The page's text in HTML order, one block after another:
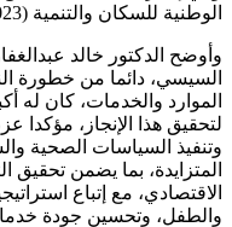
الوطنية للسكان والتنمية (2023 – 2030).
وأوضح الدكتور خالد
السيسي، دائما من خطورة
الموارد والخدمات، كان له
لتحقيق هذا الإنجاز،
وتنفيذ السياسات الصحية
المتزايدة، بما يضمن تحقيق
الاقتصادي، مع إتباع
والطفل، وتحسين جودة